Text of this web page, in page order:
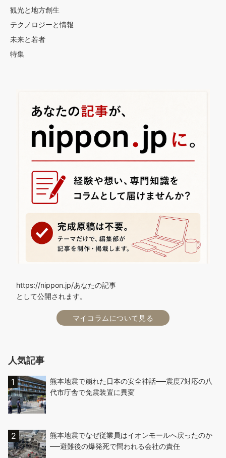
観光と地方創生
テクノロジーと情報
未来と若者
特集
https://nippon.jp/あなたの記事
として公開されます。
マイコラムについて見る
人気記事
熊本地震で崩れた日本の安全神話──震度7対応の八
代市庁舎で免震装置に異変
熊本地震でなぜ従業員はイオンモールへ戻ったのか
──避難後の爆発死で問われる会社の責任